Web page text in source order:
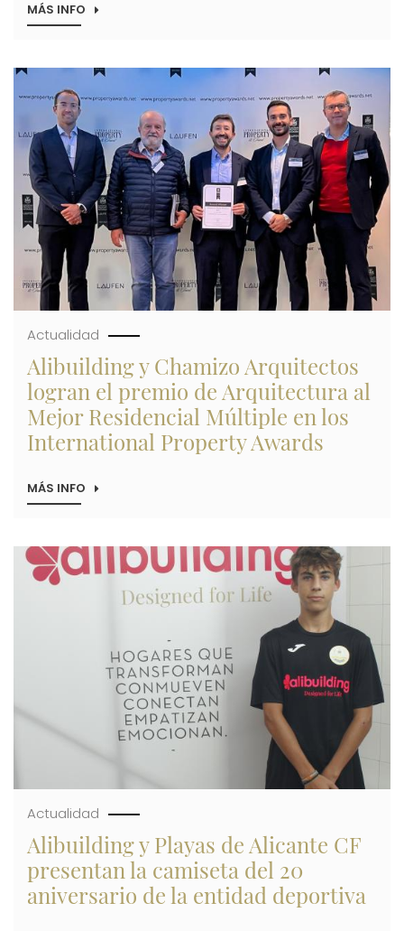
MÁS INFO SOBRE
CON
MÁS
DE
AGENTES
COMERCIALES
DE
LA
PROVINCIA
SU
SEMANA
DE
PUERTAS
ABIERTAS
Imagen
Actualidad
Alibuilding y Chamizo Arquitectos
logran el premio de Arquitectura al
Mejor Residencial Múltiple en los
International Property Awards
MÁS INFO SOBRE
ARQUITECTOS
LOGRAN
EL
PREMIO
MEJOR
RESIDENCIAL
MÚLTIPLE
INTERNATIONAL
PROPERTY
AWARDS
Imagen
Actualidad
Alibuilding y Playas de Alicante CF
presentan la camiseta del 20
aniversario de la entidad deportiva